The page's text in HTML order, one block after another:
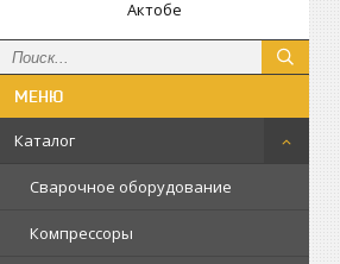
Актобе
Каталог
Сварочное оборудование
Компрессоры